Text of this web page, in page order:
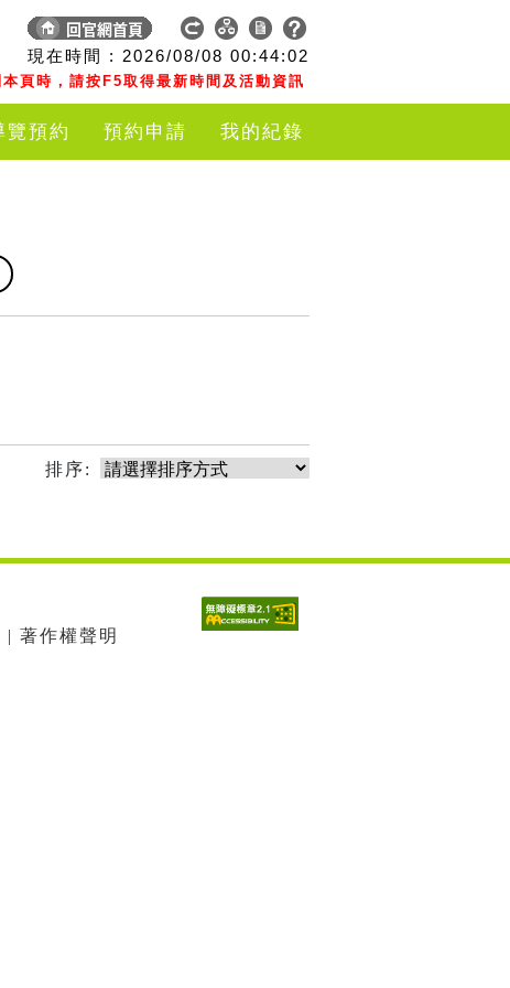
現在時間 : 2026/08/08 00:44:02
頁時，請按F5取得最新時間及活動資訊
覽預約 預約申請 我的紀錄
排序:
著作權聲明